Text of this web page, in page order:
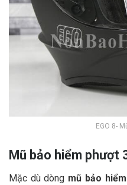
EGO 8-
Mũ bảo hiểm phượt
Mặc dù dòng mũ bảo